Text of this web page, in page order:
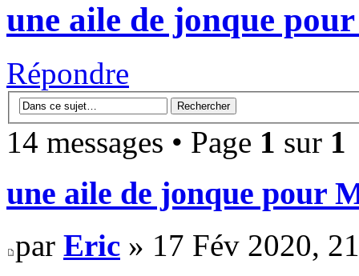
une aile de jonque
Répondre
14 messages • Page 1 sur 1
une aile de jonque pour
par Eric » 17 Fév 2020,